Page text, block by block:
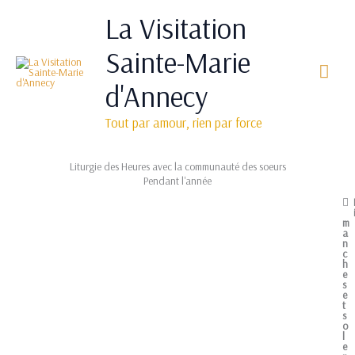
La Visitation
Sainte-Marie
d'Annecy
Tout par amour, rien par force
Liturgie des Heures avec la communauté des soeurs
Pendant l'année
i
m
a
n
c
h
e
s
e
t
s
o
l
e